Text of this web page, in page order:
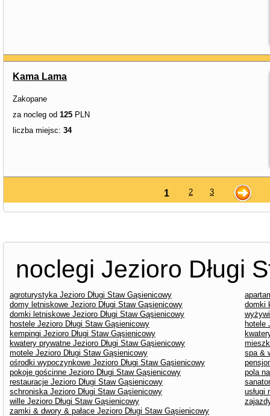
Kama Lama
Zakopane
za nocleg od 125 PLN
liczba miejsc: 34
1 2 3
noclegi Jezioro Długi
agroturystyka Jezioro Długi Staw Gąsienicowy
domy letniskowe Jezioro Długi Staw Gąsienicowy
domki
domki letniskowe Jezioro Długi Staw Gąsienicowy
hostele Jezioro Długi Staw Gąsienicowy
hotele
kempingi Jezioro Długi Staw Gąsienicowy
kwatery prywatne Jezioro Długi Staw Gąsienicowy
motele Jezioro Długi Staw Gąsienicowy
spa &
ośrodki wypoczynkowe Jezioro Długi Staw Gąsienicowy
pokoje gościnne Jezioro Długi Staw Gąsienicowy
pola
restauracje Jezioro Długi Staw Gąsienicowy
schroniska Jezioro Długi Staw Gąsienicowy
usługi
wille Jezioro Długi Staw Gąsienicowy
zamki & dwory & pałace Jezioro Długi Staw Gąsienicowy